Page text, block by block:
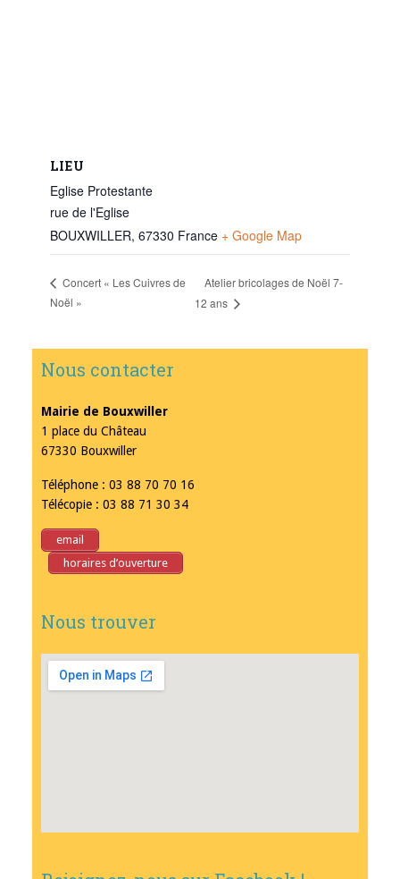
LIEU
Eglise Protestante
rue de l'Eglise
BOUXWILLER, 67330 France + Google Map
Concert « Les Cuivres de
Noël »
Atelier bricolages de Noël 7-
12 ans
Nous contacter
Mairie de Bouxwiller
1 place du Château
67330 Bouxwiller
Téléphone : 03 88 70 70 16
Télécopie : 03 88 71 30 34
email
horaires d’ouverture
Nous trouver